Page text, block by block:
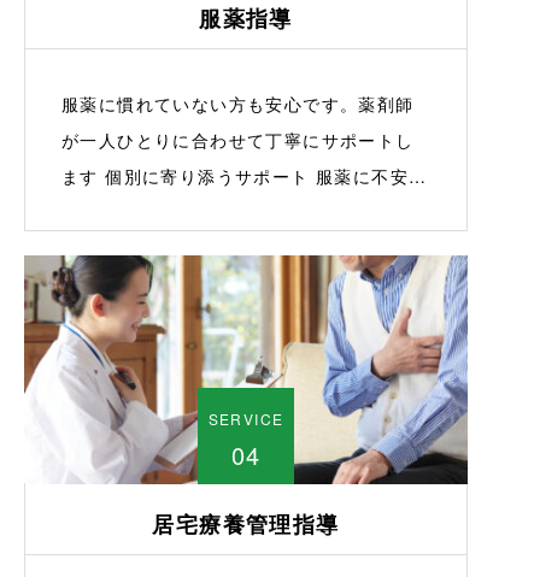
して薬の処方を行うだけでなく、ご自宅へ
模な薬局だからこそできる、地域の方々に
寄り添ったサービスを…
服薬指導
服薬に慣れていない方も安心です。薬剤師
が一人ひとりに合わせて丁寧にサポートし
ます 個別に寄り添うサポート 服薬に不安の
や用量、服用タイミングをわかりやすく説
明し、安心して薬を服用できるようサポー
トいたします。 疑問や不安の解消 服薬に関
する疑問や不安は、些細なことでも遠慮な
くご相談ください。薬剤師が親身になって
対応いたしますので、初めて薬を使用され
でなく、全国の処方箋やオンライン診療の
SERVICE
04
居宅療養管理指導